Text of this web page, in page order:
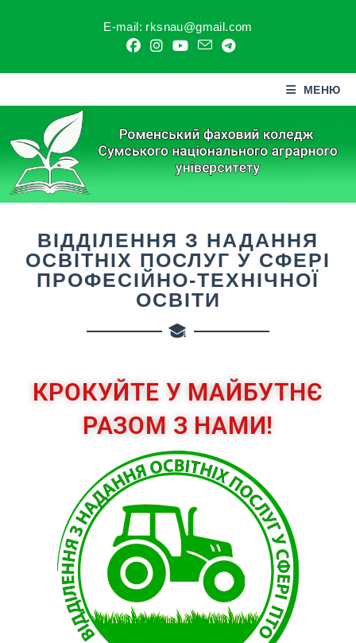
E-mail: rksnau@gmail.com
МЕНЮ
ВІДДІЛЕННЯ З НАДАННЯ
ОСВІТНІХ ПОСЛУГ У СФЕРІ
ПРОФЕСІЙНО-ТЕХНІЧНОЇ
ОСВІТИ
КРОКУЙТЕ У МАЙБУТНЄ
РАЗОМ З НАМИ!